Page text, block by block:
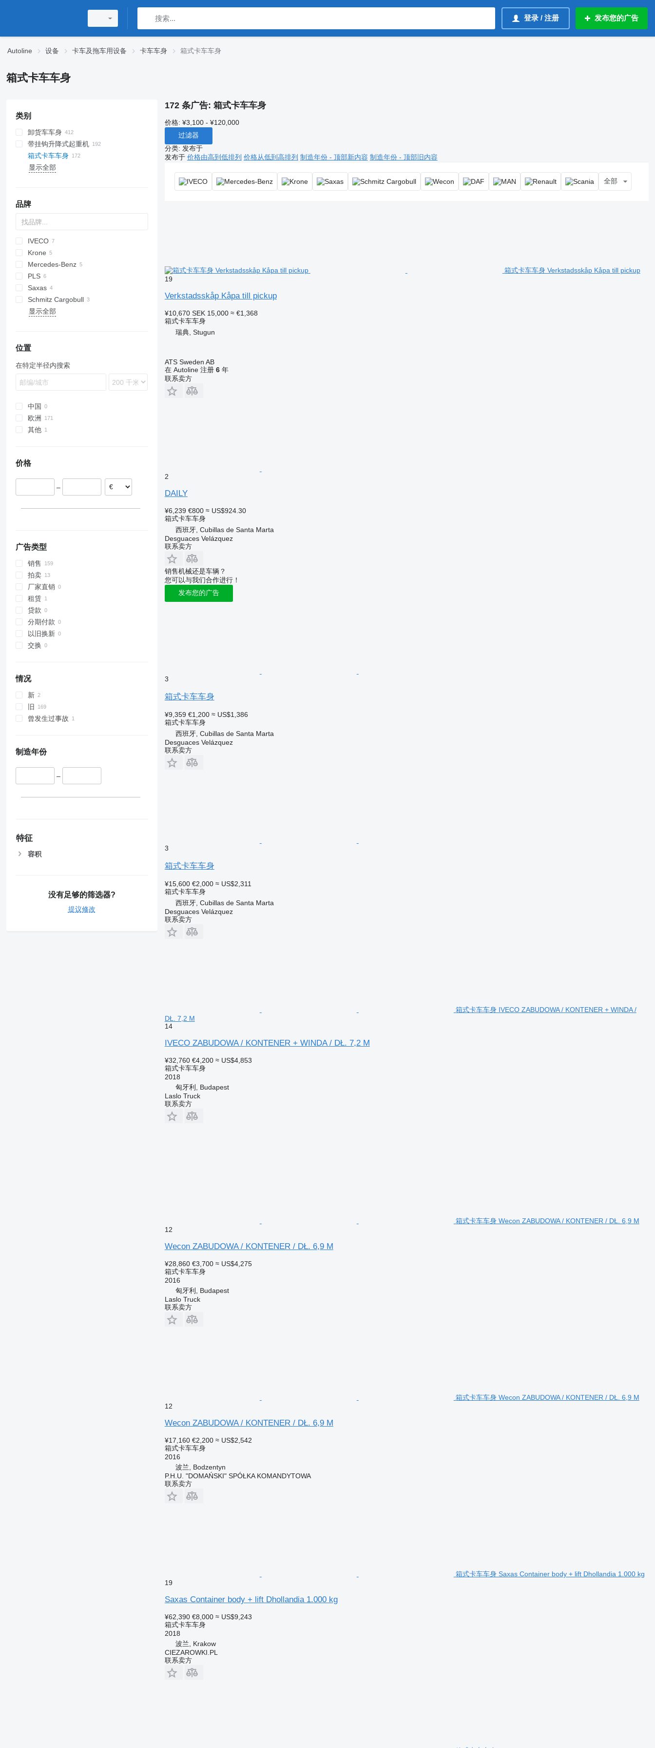
登录 / 注册 发布您的广告
Autoline 设备 卡车及拖车用设备 卡车车身 箱式卡车车身
箱式卡车车身
类别
卸货车车身
带挂钩升降式起重机
箱式卡车车身
显示全部
品牌
CF
IVECO
Daily
Krone
Mercedes-Benz
Actros
Atego
PLS
Saxas
Schmitz Cargobull
显示全部
位置
在特定半径内搜索
中国
欧洲
西班牙
其他
价格
–
广告类型
销售
拍卖
厂家直销
租赁
贷款
分期付款
以旧换新
交换
情况
新
旧
曾发生过事故
制造年份
–
特征
容积
没有足够的筛选器?
提议修改
172 条广告: 箱式卡车车身
价格: ¥3,100 - ¥120,000
过滤器
分类: 发布于
发布于 价格由高到低排列 价格从低到高排列 制造年份 - 顶部新内容 制造年份 - 顶部旧内容
全部
箱式卡车车身 Verkstadsskåp Kåpa till pickup
19
Verkstadsskåp Kåpa till pickup
¥10,670 SEK 15,000 ≈ €1,368
箱式卡车车身
瑞典, Stugun
ATS Sweden AB
在 Autoline 注册 6年
联系卖方
2
DAILY
¥6,239 €800 ≈ US$924.30
箱式卡车车身
西班牙, Cubillas de Santa Marta
Desguaces Velázquez
联系卖方
销售机械还是车辆？
您可以与我们合作进行！
发布您的广告
3
箱式卡车车身
¥9,359 €1,200 ≈ US$1,386
箱式卡车车身
西班牙, Cubillas de Santa Marta
Desguaces Velázquez
联系卖方
3
箱式卡车车身
¥15,600 €2,000 ≈ US$2,311
箱式卡车车身
西班牙, Cubillas de Santa Marta
Desguaces Velázquez
联系卖方
箱式卡车车身 IVECO ZABUDOWA / KONTENER + WINDA /
DŁ. 7,2 M
14
IVECO ZABUDOWA / KONTENER + WINDA / DŁ. 7,2 M
¥32,760 €4,200 ≈ US$4,853
箱式卡车车身
2018
匈牙利, Budapest
Laslo Truck
联系卖方
箱式卡车车身 Wecon ZABUDOWA / KONTENER / DŁ. 6,9 M
12
Wecon ZABUDOWA / KONTENER / DŁ. 6,9 M
¥28,860 €3,700 ≈ US$4,275
箱式卡车车身
2016
匈牙利, Budapest
Laslo Truck
联系卖方
箱式卡车车身 Wecon ZABUDOWA / KONTENER / DŁ. 6,9 M
12
Wecon ZABUDOWA / KONTENER / DŁ. 6,9 M
¥17,160 €2,200 ≈ US$2,542
箱式卡车车身
2016
波兰, Bodzentyn
P.H.U. "DOMAŃSKI" SPÓŁKA KOMANDYTOWA
联系卖方
箱式卡车车身 Saxas Container body + lift Dhollandia 1.000 kg
19
Saxas Container body + lift Dhollandia 1.000 kg
¥62,390 €8,000 ≈ US$9,243
箱式卡车车身
2018
波兰, Krakow
CIEZAROWKI.PL
联系卖方